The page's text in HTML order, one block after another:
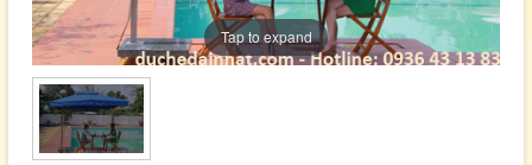
Tap to expand